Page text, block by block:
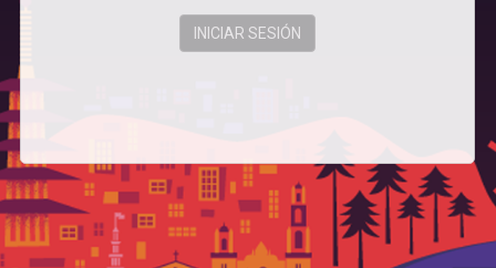
INICIAR SESIÓN